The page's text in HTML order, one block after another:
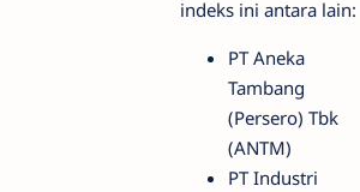
indeks ini antara lain:
PT Aneka
Tambang
(Persero) Tbk
(ANTM)
PT Industri